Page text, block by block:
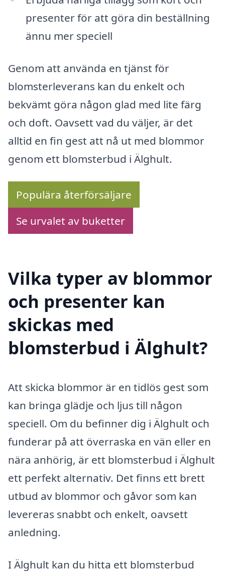
presenter för att göra din beställning
ännu mer speciell
Genom att använda en tjänst för
blomsterleverans kan du enkelt och
bekvämt göra någon glad med lite färg
och doft. Oavsett vad du väljer, är det
alltid en fin gest att nå ut med blommor
genom ett blomsterbud i Älghult.
Populära återförsäljare
Se urvalet av buketter
Vilka typer av blommor
och presenter kan
skickas med
blomsterbud i Älghult?
Att skicka blommor är en tidlös gest som
kan bringa glädje och ljus till någon
speciell. Om du befinner dig i Älghult och
funderar på att överraska en vän eller en
nära anhörig, är ett blomsterbud i Älghult
ett perfekt alternativ. Det finns ett brett
utbud av blommor och gåvor som kan
levereras snabbt och enkelt, oavsett
anledning.
I Älghult kan du hitta ett blomsterbud